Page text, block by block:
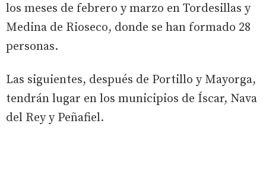
los meses de febrero y marzo en Tordesillas y
Medina de Rioseco, donde se han formado 28
personas.
Las siguientes, después de Portillo y Mayorga,
tendrán lugar en los municipios de Íscar, Nava
del Rey y Peñafiel.